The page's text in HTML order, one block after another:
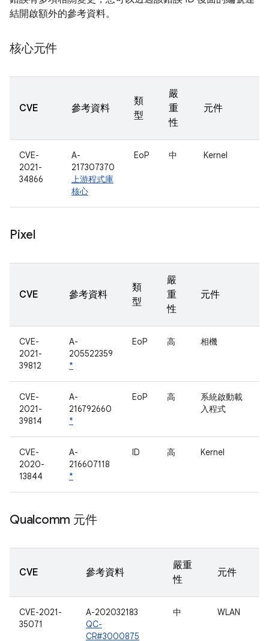
結開啟額外的參考資料。
核心元件
CVE 參考資料
類
型
嚴
重
性
元件
CVE-
2021-
34866
A-
217307370
上游程式庫
核心
EoP 中 Kernel
Pixel
CVE 參考資料
類
型
嚴
重
性
元件
CVE-
2021-
39812
A-
205522359
*
EoP 高 相機
CVE-
2021-
39814
A-
216792660
*
EoP 高
系統啟動載
入程式
CVE-
2020-
13844
A-
216607118
*
ID 高 Kernel
Qualcomm 元件
CVE 參考資料
嚴重
性
元件
CVE-2021-
35071
A-202032183
QC-
CR#3000875
中 WLAN